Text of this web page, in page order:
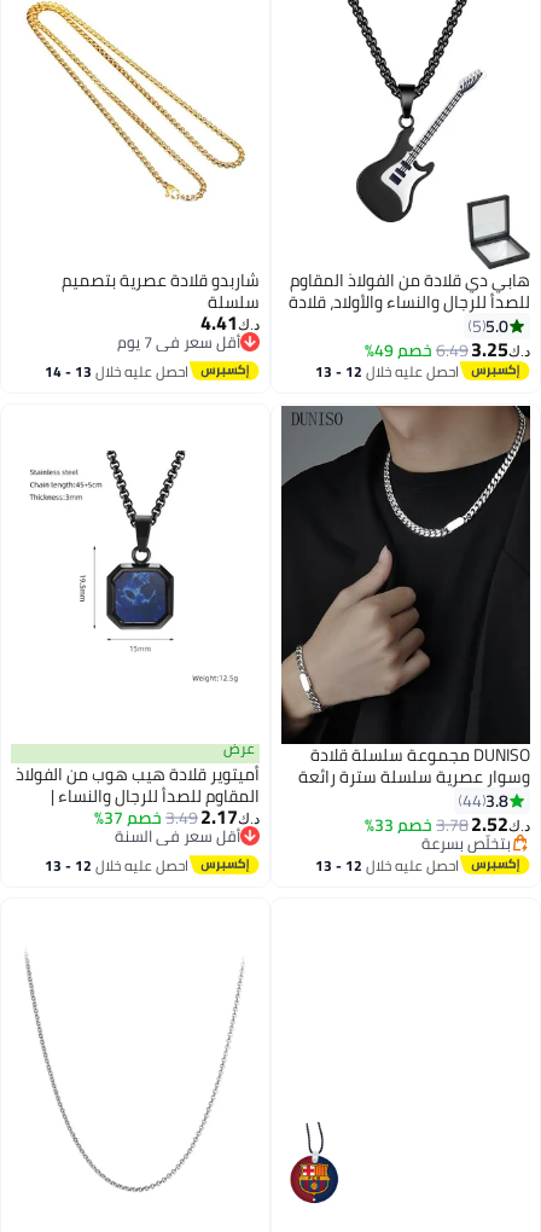
هابي دي قلادة من الفولاذ المقاوم
للصدأ للرجال والنساء والأولاد، قلادة
عصرية، هدايا مجوهرات، طول
سم
5.0
5
د.ك‏3.25
6.49خصم 49%
احصل عليه خلال 12 - 13
شاربدو قلادة عصرية بتصميم
سلسلة
د.ك‏4.41
أقل سعر في 7 يوم
أقل سعر في 7 يوماحصل عليه خلال 13 - 14
DUNISO مجموعة سلسلة قلادة
وسوار عصرية سلسلة سترة رائعة
للرجال والنساء هدية مجوهرات
للحبيب والصديق
3.8
44
د.ك‏2.52
3.78خصم 33%
بتخلّص بسرعة
بتخلّص بسرعةاحصل عليه خلال 12 - 13
عرض
أميتوير قلادة هيب هوب من الفولاذ
المقاوم للصدأ للرجال والنساء |
مجوهرات عصرية مقاومة للتلاشي |
إكسسوار عصري للشارع
د.ك‏2.17
3.49خصم 37%
أقل سعر في السنة
أقل سعر في السنة
احصل عليه خلال 12 - 13